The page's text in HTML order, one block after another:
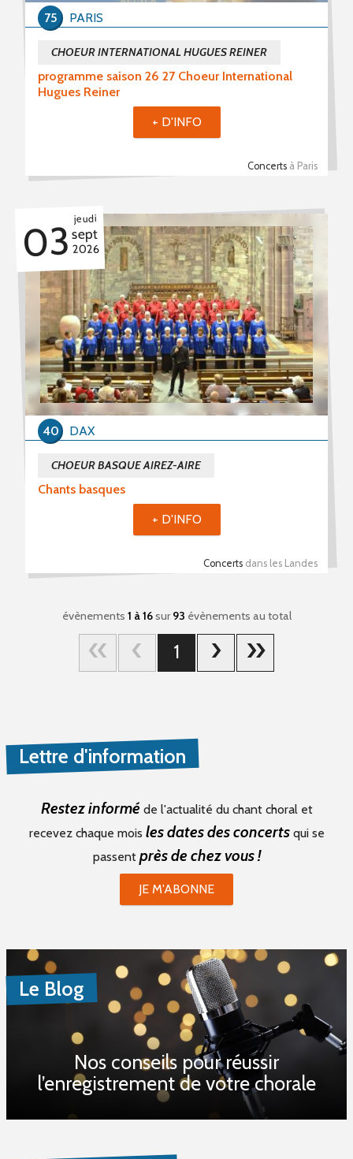
programme saison 26 27 Choeur International
Hugues Reiner
CHOEUR INTERNATIONAL HUGUES REINER
Concerts à Paris
PARIS
75
+ D'INFO
jeudi
03 sept
2026
Chants basques
CHOEUR BASQUE AIREZ-AIRE
Concerts dans les Landes
DAX
40
+ D'INFO
évènements 1 à 16sur93 évènements au total
1
Lettre d'information
Restez informé de l'actualité du chant choral et
recevez chaque mois les dates des concertsqui se
passent près de chez vous !
JE M'ABONNE
Le Blog
Nos conseils pour réussir
l’enregistrement de votre chorale